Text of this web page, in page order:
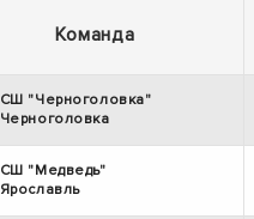
Команда
СШ "Черноголовка"
Черноголовка
СШ "Медведь"
Ярославль